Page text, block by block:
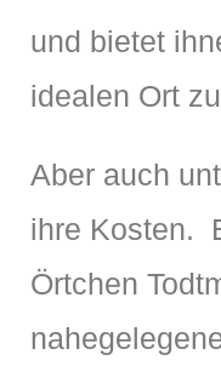
und bietet
idealen Ort
Aber auch
ihre Kosten.
Örtchen